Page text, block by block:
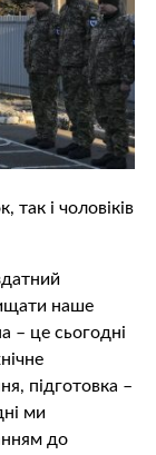
і чоловіків
наше
– це сьогодні
підготовка –
ми
до